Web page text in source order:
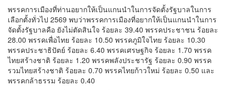
พรรคการเมืองที่ท่านอยากให้เป็นแกนนำในการจัดตั้งรัฐบาลในการ
เลือกตั้งทั่วไป 2569 พบว่าพรรคการเมืองที่อยากให้เป็นแกนนำในการ
จัดตั้งรัฐบาลคือ ยังไม่ตัดสินใจ ร้อยละ 39.40 พรรคประชาชน ร้อยละ
28.00 พรรคเพื่อไทย ร้อยละ 10.50 พรรคภูมิใจไทย ร้อยละ 10.30
พรรคประชาธิปัตย์ ร้อยละ 6.40 พรรคเศรษฐกิจ ร้อยละ 1.70 พรรค
ไทยสร้างชาติ ร้อยละ 1.20 พรรคพลังประชารัฐ ร้อยละ 0.90 พรรค
รวมไทยสร้างชาติ ร้อยละ 0.70 พรรคไทยก้าวใหม่ ร้อยละ 0.50 และ
พรรคกล้าธรรม ร้อยละ 0.40